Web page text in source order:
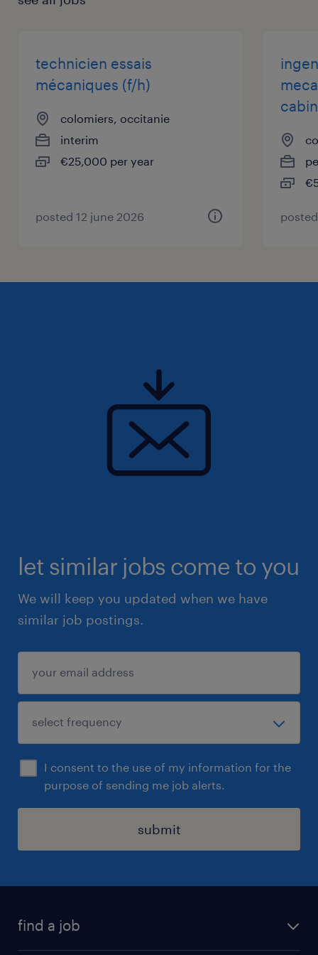
technicien essais
mécaniques (f/h)
colomiers, occitanie
interim
€25,000 per year
posted 12 june 2026
let similar jobs come to you
We will keep you updated when we have
similar job postings.
I consent to the use of my information for the
purpose of sending me job alerts.
submit
find a job